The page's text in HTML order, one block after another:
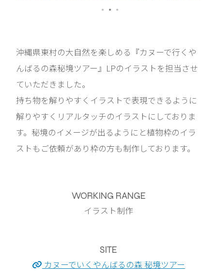
沖縄県東村の大自然を楽しめる『カヌーで行くや
んばるの森秘境ツアー』LPのイラストを担当させ
ていただきました。
持ち物を解りやすくイラストで表現できるように
解りやすくリアルタッチのイラストにしておりま
す。秘境のイメージが出るようにと植物枠のイラ
ストもご依頼があり枠の方も制作しております。
WORKING RANGE
イラスト制作
SITE
カヌーでいくやんばるの森 秘境ツアー